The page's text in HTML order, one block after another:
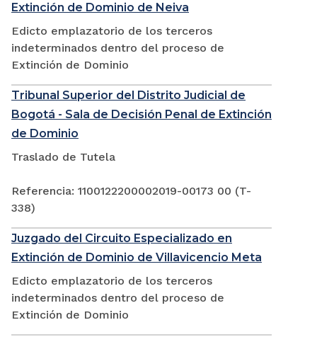
Extinción de Dominio de Neiva
Edicto emplazatorio de los terceros
indeterminados dentro del proceso de
Extinción de Dominio
Tribunal Superior del Distrito Judicial de
Bogotá - Sala de Decisión Penal de Extinción
de Dominio
Traslado de Tutela
Referencia: 1100122200002019-00173 00 (T-
338)
Juzgado del Circuito Especializado en
Extinción de Dominio de Villavicencio Meta
Edicto emplazatorio de los terceros
indeterminados dentro del proceso de
Extinción de Dominio